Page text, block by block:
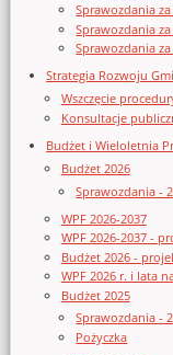
Sprawozdania
Sprawozdania
Sprawozdania
Strategia Rozwoju
Wszczęcie
Konsultacje
Budżet i Wieloletnia
Budżet 2026
Sprawozdania -
WPF 2026-2037
WPF 2026-2037 -
Budżet 2026 -
WPF 2026 r. i lata
Budżet 2025
Sprawozdania -
Pożyczka